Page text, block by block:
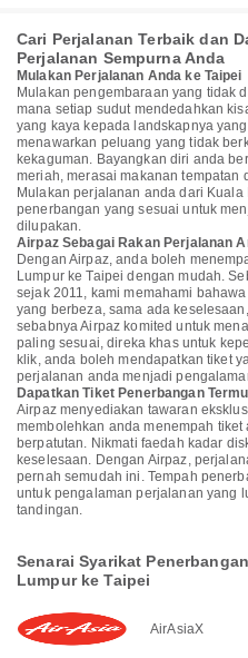
Cari Perjalanan Terbaik dan
Perjalanan Sempurna Anda
Mulakan Perjalanan Anda ke Taipei
Mulakan pengembaraan yang tidak
mana setiap sudut mendedahkan
yang kaya kepada landskapnya
menawarkan peluang yang tidak
kekaguman. Bayangkan diri anda
meriah, merasai makanan tempatan
Mulakan perjalanan anda dari
penerbangan yang sesuai untuk
dilupakan.
Airpaz Sebagai Rakan Perjalanan
Dengan Airpaz, anda boleh
Lumpur ke Taipei dengan mudah.
sejak 2011, kami memahami
yang berbeza, sama ada
sebabnya Airpaz komited untuk
paling sesuai, direka khas untuk
klik, anda boleh mendapatkan tiket
perjalanan anda menjadi
Dapatkan Tiket Penerbangan
Airpaz menyediakan tawaran
membolehkan anda menempah
berpatutan. Nikmati faedah kadar
keselesaan. Dengan Airpaz,
pernah semudah ini. Tempah
untuk pengalaman perjalanan yang
tandingan.
Senarai Syarikat
Lumpur ke Taipei
AirAsiaX